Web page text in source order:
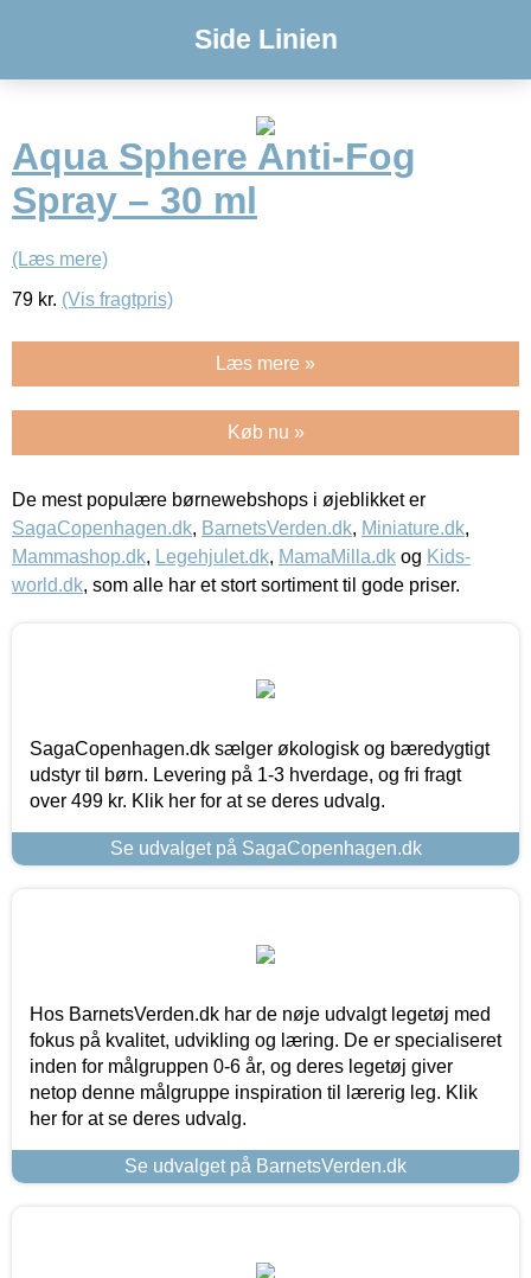
Side Linien
Aqua Sphere Anti-Fog
Spray – 30 ml
(Læs mere)
79 kr. (Vis fragtpris)
Læs mere »
Køb nu »
De mest populære børnewebshops i øjeblikket er
SagaCopenhagen.dk, BarnetsVerden.dk, Miniature.dk,
Mammashop.dk, Legehjulet.dk, MamaMilla.dk og Kids-
world.dk, som alle har et stort sortiment til gode priser.
SagaCopenhagen.dk sælger økologisk og bæredygtigt
udstyr til børn. Levering på 1-3 hverdage, og fri fragt
over 499 kr. Klik her for at se deres udvalg.
Se udvalget på SagaCopenhagen.dk
Hos BarnetsVerden.dk har de nøje udvalgt legetøj med
fokus på kvalitet, udvikling og læring. De er specialiseret
inden for målgruppen 0-6 år, og deres legetøj giver
netop denne målgruppe inspiration til lærerig leg. Klik
her for at se deres udvalg.
Se udvalget på BarnetsVerden.dk